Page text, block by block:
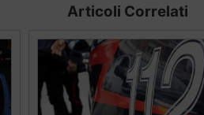
Articoli Correlati